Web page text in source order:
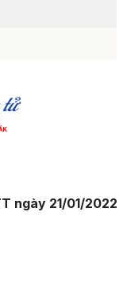
ngày 21/01/2022